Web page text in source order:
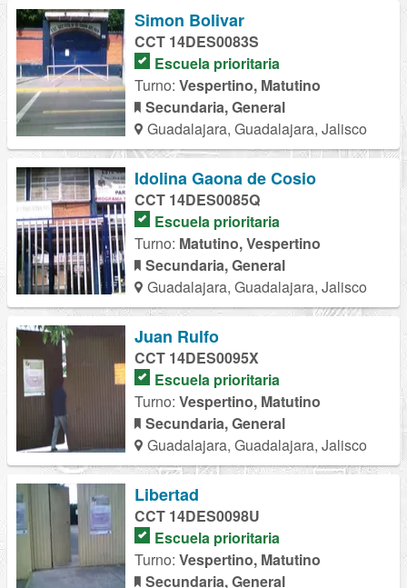
Simon Bolivar
CCT 14DES0083S
Escuela prioritaria
Turno: Vespertino, Matutino
Secundaria, General
Guadalajara, Guadalajara, Jalisco
Idolina Gaona de Cosio
CCT 14DES0085Q
Escuela prioritaria
Turno: Matutino, Vespertino
Secundaria, General
Guadalajara, Guadalajara, Jalisco
Juan Rulfo
CCT 14DES0095X
Escuela prioritaria
Turno: Vespertino, Matutino
Secundaria, General
Guadalajara, Guadalajara, Jalisco
Libertad
CCT 14DES0098U
Escuela prioritaria
Turno: Vespertino, Matutino
Secundaria, General